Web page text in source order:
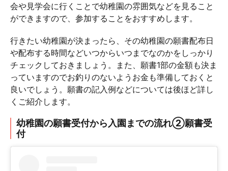
会や見学会に行くことで幼稚園の雰囲気などを見ること
ができますので、参加することをおすすめします。
行きたい幼稚園が決まったら、その幼稚園の願書配布日
や配布する時間などいつからいつまでなのかをしっかり
チェックしておきましょう。また、願書1部の金額も決ま
っていますのでお釣りのないようお金も準備しておくと
良いでしょう。願書の記入例などについては後ほど詳し
くご紹介します。
幼稚園の願書受付から入園までの流れ②願書受
付